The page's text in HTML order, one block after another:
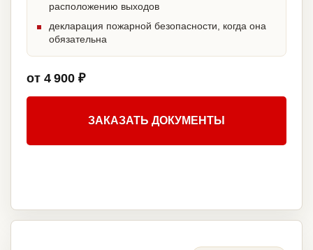
расположению выходов
декларация пожарной безопасности, когда она
обязательна
от 4 900 ₽
ЗАКАЗАТЬ ДОКУМЕНТЫ